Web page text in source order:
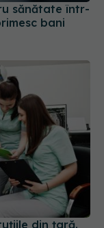
din țară.
brancardieri